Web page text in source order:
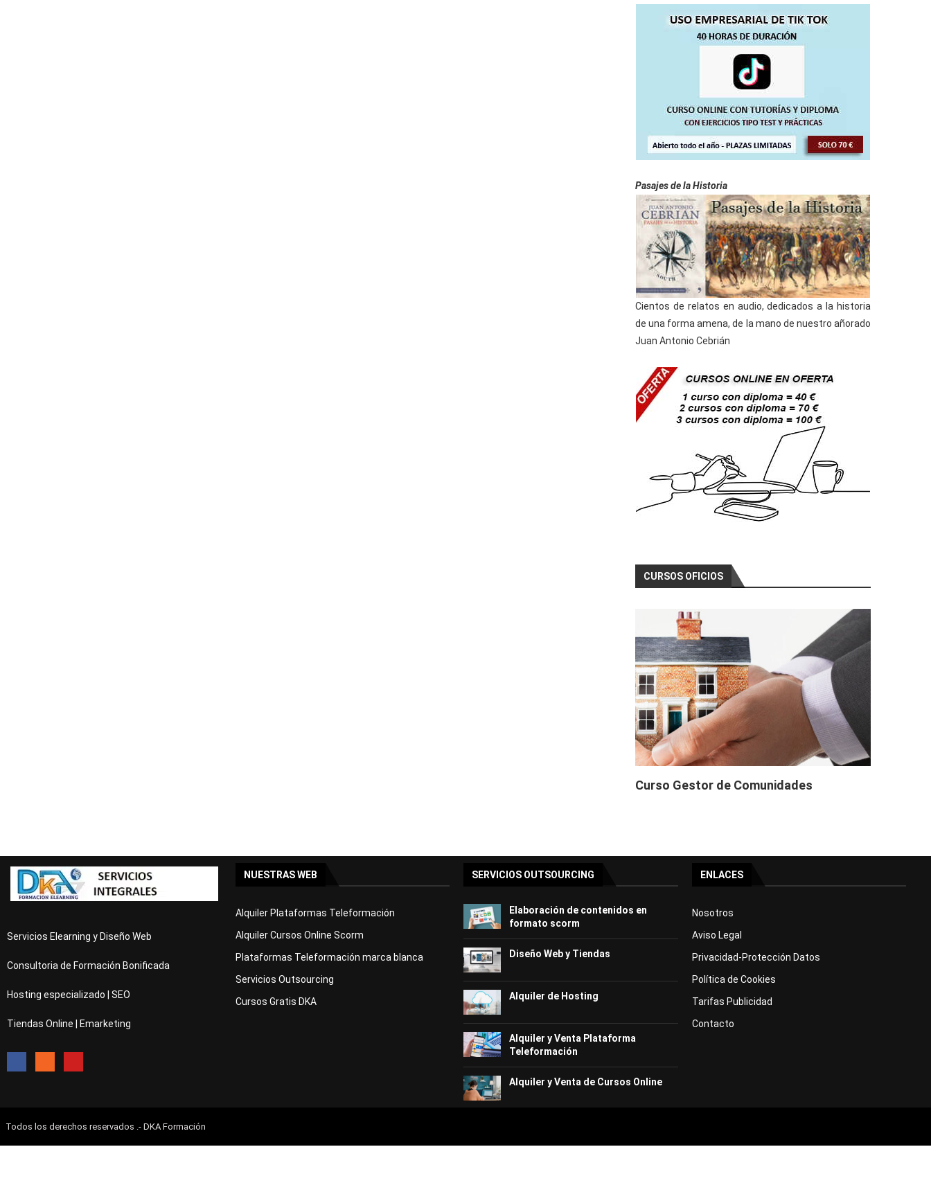
Pasajes de la Historia
Cientos de relatos en audio, dedicados a la historia
de una forma amena, de la mano de nuestro añorado
Juan Antonio Cebrián
CURSOS OFICIOS
Curso Gestor de Comunidades
Servicios Elearning y Diseño Web
Consultoria de Formación Bonificada
Hosting especializado | SEO
Tiendas Online | Emarketing
NUESTRAS WEB
Alquiler Plataformas Teleformación
Alquiler Cursos Online Scorm
Plataformas Teleformación marca blanca
Servicios Outsourcing
Cursos Gratis DKA
SERVICIOS OUTSOURCING
Elaboración de contenidos en
formato scorm
Diseño Web y Tiendas
Alquiler de Hosting
Alquiler y Venta Plataforma
Teleformación
Alquiler y Venta de Cursos Online
ENLACES
Nosotros
Aviso Legal
Privacidad-Protección Datos
Política de Cookies
Tarifas Publicidad
Contacto
Todos los derechos reservados .- DKA Formación